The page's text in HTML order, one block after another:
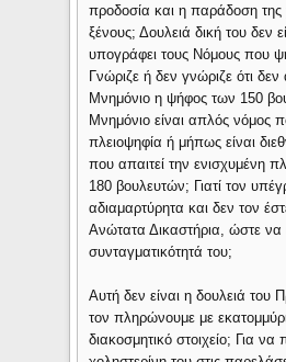
προδοσία και η παράδοση
ξένους; Δουλειά δική του δεν
υπογράφει τους Νόμους που
Γνώριζε ή δεν γνώριζε ότι
Μνημόνιο η ψήφος των 150
Μνημόνιο είναι απλός νόμος
πλειοψηφία ή μήπως είναι
που απαιτεί την ενισχυμένη
180 βουλευτών; Γιατί τον
αδιαμαρτύρητα και δεν τον
Ανώτατα Δικαστήρια, ώστε να
συνταγματικότητά του;
Αυτή δεν είναι η δουλειά του
τον πληρώνουμε με
διακοσμητικό στοιχείο; Για να